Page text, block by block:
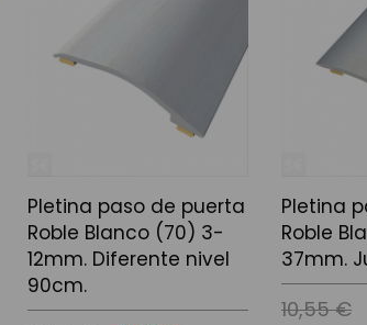
Pletina paso de puerta
Roble Blanco (70) 3-
12mm. Diferente nivel
90cm.
Pletina
Roble
37mm.
10,55 €